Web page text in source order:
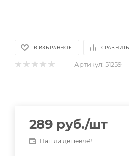
В ИЗБРАННОЕ СРАВНИТЬ
Артикул: 51259
289 руб./шт
Нашли дешевле?